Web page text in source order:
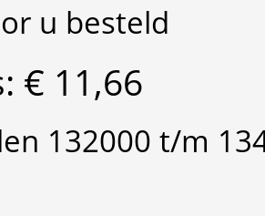
u besteld
€ 11,66
132000 t/m